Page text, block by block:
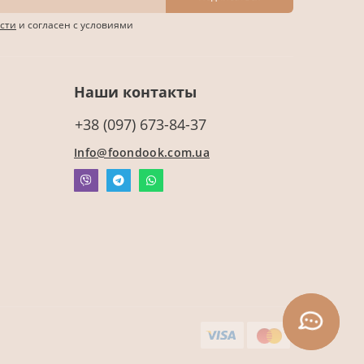
и согласен с условиями
Наши контакты
+38 (097) 673-84-37
Info@foondook.com.ua